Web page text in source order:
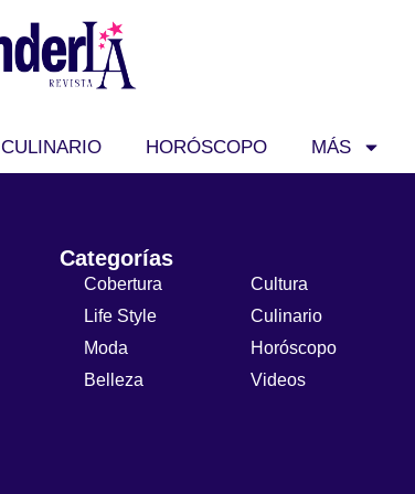
CULINARIO HORÓSCOPO MÁS
Categorías
Cobertura
Life Style
Moda
Belleza
Cultura
Culinario
Horóscopo
Videos